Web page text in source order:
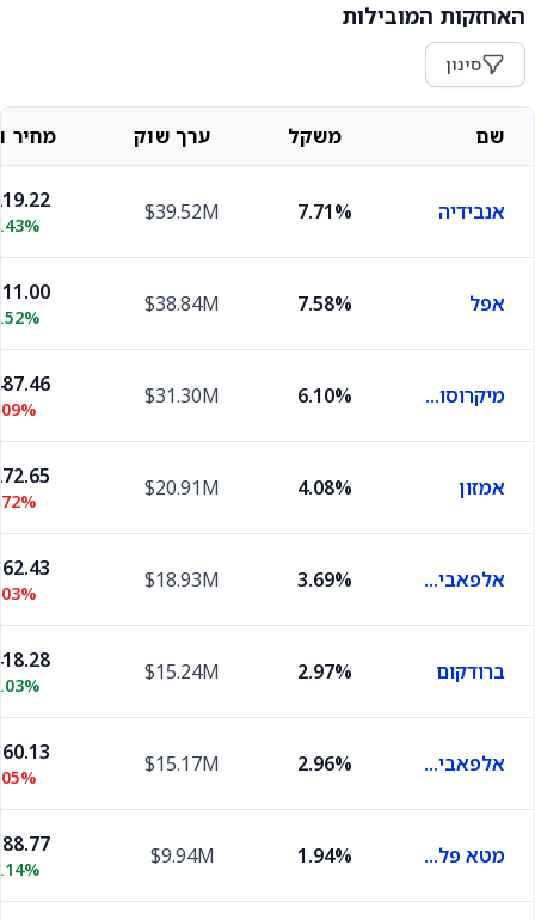
האחזקות המובילות
סינון
שם משקל ערך שוק מחיר
אנבידיה 7.71%
$39.52M
אפל 7.58%
$38.84M
מיקרוסופט 6.10%
$31.30M
אמזון 4.08%
$20.91M
אלפאבית A 3.69%
$18.93M
ברודקום 2.97%
$15.24M
אלפאבית C 2.96%
$15.17M
מטא פלטפורמס 1.94%
$9.94M